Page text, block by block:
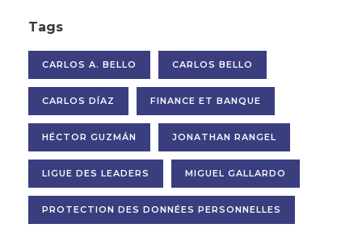
Tags
CARLOS A. BELLO CARLOS BELLO
CARLOS DÍAZ FINANCE ET BANQUE
HÉCTOR GUZMÁN JONATHAN RANGEL
LIGUE DES LEADERS MIGUEL GALLARDO
PROTECTION DES DONNÉES PERSONNELLES